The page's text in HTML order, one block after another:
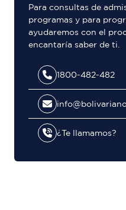
Para consultas de
programas y para
ayudaremos con el
encantaría saber de ti.
1800-482-482
¿Te llamamos?